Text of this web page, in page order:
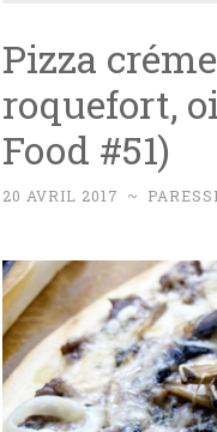
Pizza
roquefort,
Food #51)
20 AVRIL 2017 ~